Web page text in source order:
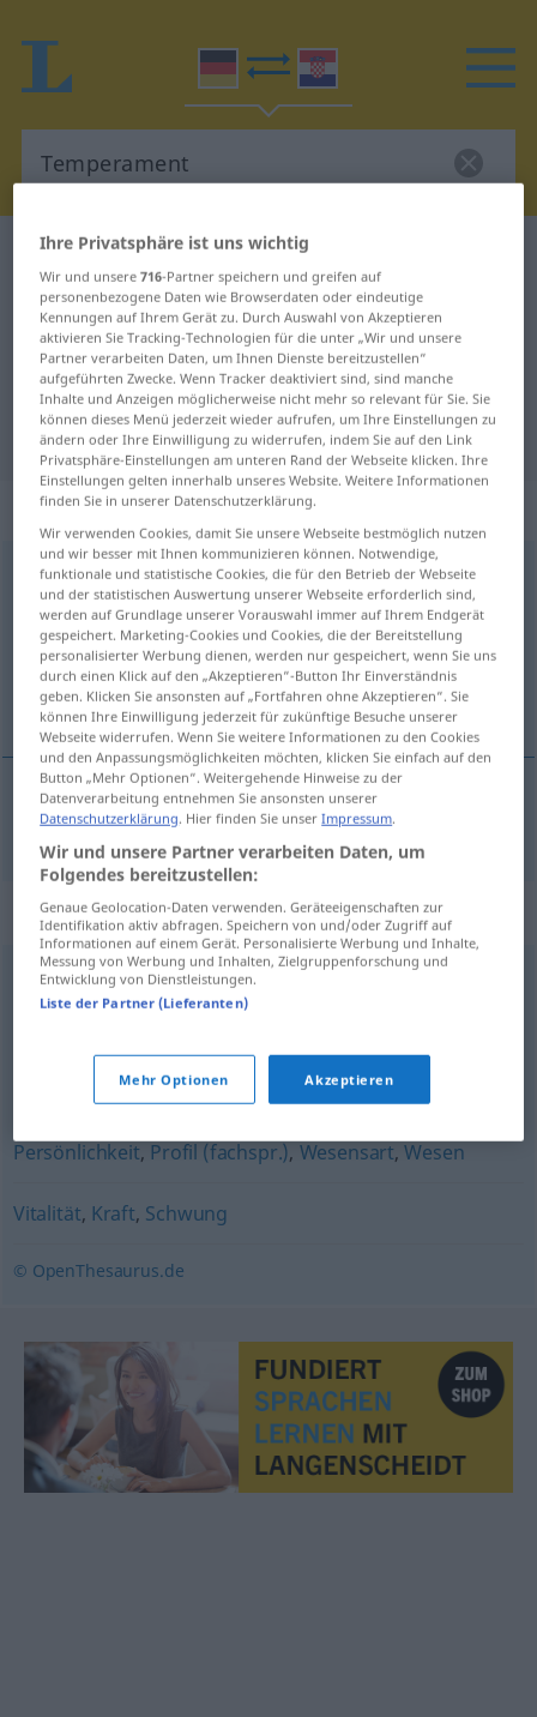
Deutsch-Kroatisch Wörterbuch
Deutsch-Kroatisch Übersetzung für
"Temperament"
"Temperament" Kroatisch
Übersetzung
„Temperament“: Neutrum
Temperament n <-(e)s;-e>
Übersicht aller Übersetzungen
(Für mehr Details die Übersetzung anklicken/antippen)
temperament, narav
temperament,narav Temperament
Synonyme für "Temperament"
Anlage ,Eigenart,Naturell,
,Gemüt
Persönlichkeit, Profil (fachspr.), Wesensart,Wesen
Vitalität, Kraft, Schwung
© OpenThesaurus.de
Ihre Privatsphäre ist uns wichtig
Wir und unsere716-Partner speichern und greifen auf
personenbezogene Daten wie Browserdaten oder eindeutige
Kennungen auf Ihrem Gerät zu. Durch Auswahl von Akzeptieren
aktivieren Sie Tracking-Technologien für die unter „Wir und unsere
Partner verarbeiten Daten, um Ihnen Dienste bereitzustellen“
aufgeführten Zwecke. Wenn Tracker deaktiviert sind, sind manche
Inhalte und Anzeigen möglicherweise nicht mehr so relevant für Sie. Sie
können dieses Menü jederzeit wieder aufrufen, um Ihre Einstellungen zu
ändern oder Ihre Einwilligung zu widerrufen, indem Sie auf den Link
Privatsphäre-Einstellungen am unteren Rand der Webseite klicken. Ihre
Einstellungen gelten innerhalb unseres Website. Weitere Informationen
finden Sie in unserer Datenschutzerklärung.
Wir verwenden Cookies, damit Sie unsere Webseite bestmöglich nutzen
und wir besser mit Ihnen kommunizieren können. Notwendige,
funktionale und statistische Cookies, die für den Betrieb der Webseite
und der statistischen Auswertung unserer Webseite erforderlich sind,
werden auf Grundlage unserer Vorauswahl immer auf Ihrem Endgerät
gespeichert. Marketing-Cookies und Cookies, die der Bereitstellung
personalisierter Werbung dienen, werden nur gespeichert, wenn Sie uns
durch einen Klick auf den „Akzeptieren“-Button Ihr Einverständnis
geben. Klicken Sie ansonsten auf „Fortfahren ohne Akzeptieren“. Sie
können Ihre Einwilligung jederzeit für zukünftige Besuche unserer
Webseite widerrufen. Wenn Sie weitere Informationen zu den Cookies
und den Anpassungsmöglichkeiten möchten, klicken Sie einfach auf den
Button „Mehr Optionen“. Weitergehende Hinweise zu der
Datenverarbeitung entnehmen Sie ansonsten unserer
Datenschutzerklärung. Hier finden Sie unserImpressum.
Wir und unsere Partner verarbeiten Daten, um
Folgendes bereitzustellen:
Genaue Geolocation-Daten verwenden. Geräteeigenschaften zur
Identifikation aktiv abfragen. Speichern von und/oder Zugriff auf
Informationen auf einem Gerät. Personalisierte Werbung und Inhalte,
Messung von Werbung und Inhalten, Zielgruppenforschung und
Entwicklung von Dienstleistungen.
Liste der Partner (Lieferanten)
Mehr Optionen Akzeptieren